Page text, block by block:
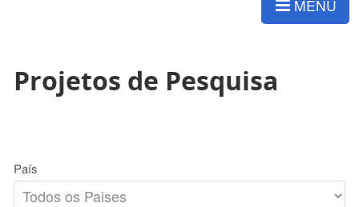
MENU
Projetos de Pesquisa
País